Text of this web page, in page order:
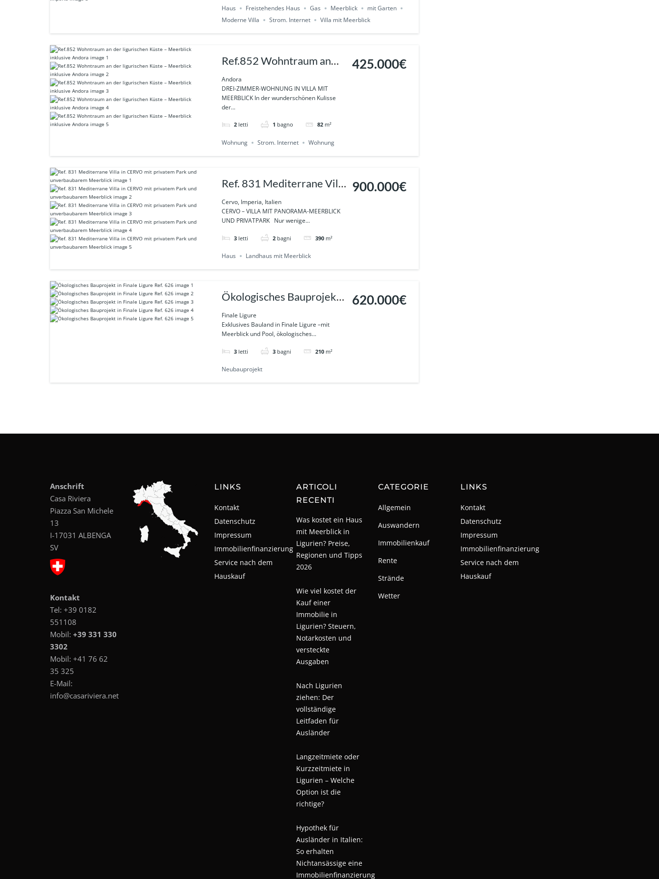
Haus Freistehendes Haus Gas Meerblick
mit Garten
Moderne Villa
Strom. Internet Villa mit Meerblick
Ref.852 Wohntraum an
der ligurischen Küste –
Meerblick inklusive
Andora
Andora
DREI-ZIMMER-WOHNUNG IN VILLA MIT
MEERBLICK In der wunderschönen Kulisse
der...
2 letti 1 bagno 82 m²
425.000€
Wohnung Strom. Internet Wohnung
Ref. 831 Mediterrane Villa
in CERVO mit privatem
Park und unverbaubarem
Meerblick
Cervo, Imperia, Italien
CERVO – VILLA MIT PANORAMA-MEERBLICK
UND PRIVATPARK Nur wenige...
3 letti 2 bagni 390 m²
900.000€
Haus Landhaus mit Meerblick
Ökologisches Bauprojekt
in Finale Ligure Ref. 626
Finale Ligure
Exklusives Bauland in Finale Ligure –mit
Meerblick und Pool, ökologisches...
3 letti 3 bagni 210 m²
620.000€
Neubauprojekt
Anschrift
Casa Riviera
Piazza San Michele
13
I-17031 ALBENGA
SV
Kontakt
Tel: +39 0182
551108
Mobil: +39 331 330
3302
Mobil: +41 76 62
35 325
E-Mail:
info@casariviera.net
LINKS
Kontakt
Datenschutz
Impressum
Immobilienfinanzierung
Service nach dem
Hauskauf
ARTICOLI
RECENTI
Was kostet ein Haus
mit Meerblick in
Ligurien? Preise,
Regionen und Tipps
2026
Wie viel kostet der
Kauf einer
Immobilie in
Ligurien? Steuern,
Notarkosten und
versteckte
Ausgaben
Nach Ligurien
ziehen: Der
vollständige
Leitfaden für
Ausländer
Langzeitmiete oder
Kurzzeitmiete in
Ligurien – Welche
Option ist die
richtige?
Hypothek für
Ausländer in Italien:
So erhalten
Nichtansässige eine
Immobilienfinanzierung
CATEGORIE
Allgemein
Auswandern
Immobilienkauf
Rente
Strände
Wetter
LINKS
Kontakt
Datenschutz
Impressum
Immobilienfinanzierung
Service nach dem
Hauskauf